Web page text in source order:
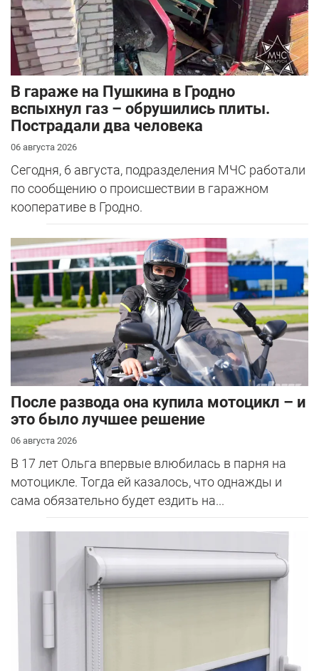
В гараже на Пушкина в Гродно
вспыхнул газ – обрушились плиты.
Пострадали два человека
06 августа 2026
Сегодня, 6 августа, подразделения МЧС работали
по сообщению о происшествии в гаражном
кооперативе в Гродно.
После развода она купила мотоцикл – и
это было лучшее решение
06 августа 2026
В 17 лет Ольга впервые влюбилась в парня на
мотоцикле. Тогда ей казалось, что однажды и
сама обязательно будет ездить на...